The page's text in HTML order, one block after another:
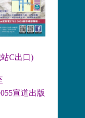
C出口)
宣道出版